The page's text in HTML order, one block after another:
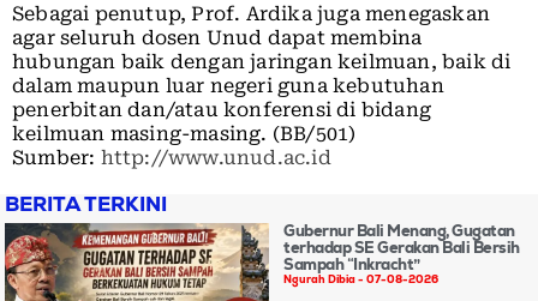
Sebagai penutup, Prof. Ardika juga menegaskan
agar seluruh dosen Unud dapat membina
hubungan baik dengan jaringan keilmuan, baik di
dalam maupun luar negeri guna kebutuhan
penerbitan dan/atau konferensi di bidang
keilmuan masing-masing. (BB/501)
Sumber: http://www.unud.ac.id
BERITA TERKINI
Gubernur Bali Menang, Gugatan
terhadap SE Gerakan Bali Bersih
Sampah “Inkracht”
Ngurah Dibia 07-08-2026